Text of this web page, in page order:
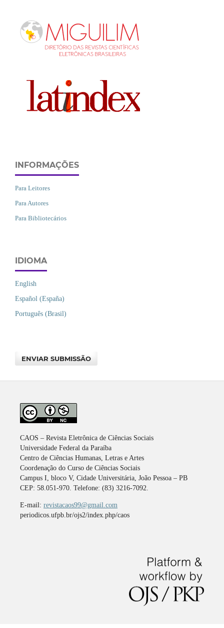
INFORMAÇÕES
Para Leitores
Para Autores
Para Bibliotecários
IDIOMA
English
Español (España)
Português (Brasil)
ENVIAR SUBMISSÃO
CAOS – Revista Eletrônica de Ciências Sociais
Universidade Federal da Paraíba
Centro de Ciências Humanas, Letras e Artes
Coordenação do Curso de Ciências Sociais
Campus I, bloco V, Cidade Universitária, João Pessoa – PB
CEP: 58.051-970. Telefone: (83) 3216-7092.
E-mail: revistacaos99@gmail.com
periodicos.ufpb.br/ojs2/index.php/caos